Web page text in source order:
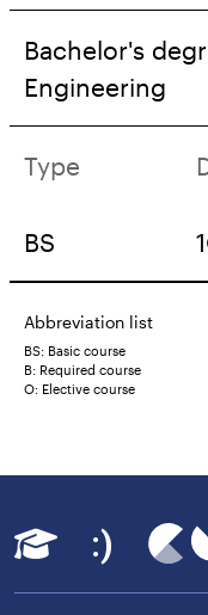
Bachelor's
Engineering
Type
BS
Abbreviation list
BS: Basic course
B: Required course
O: Elective course